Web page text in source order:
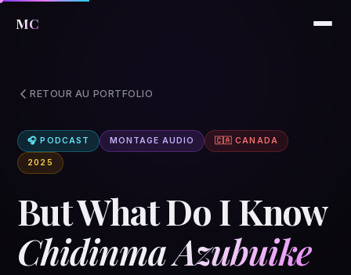
MC
RETOUR AU PORTFOLIO
🎧 PODCAST MONTAGE AUDIO 🇨🇦 CANADA
2025
But What Do I Know
Chidinma Azubuike